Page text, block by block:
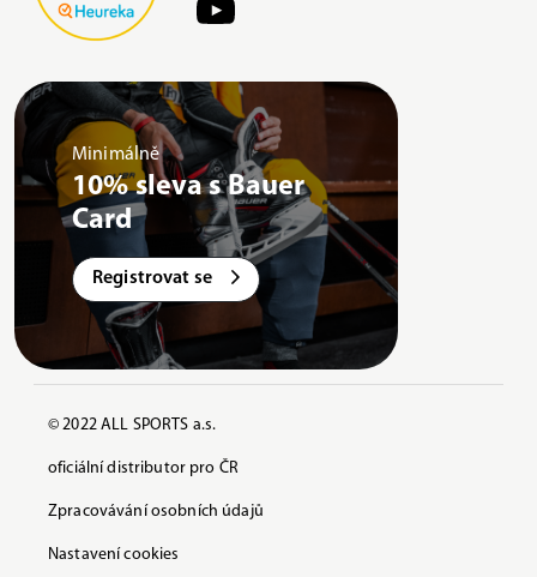
Minimálně
10% sleva s Bauer
Card
Registrovat se
© 2022 ALL SPORTS a.s.
oficiální distributor pro ČR
Zpracovávání osobních údajů
Nastavení cookies